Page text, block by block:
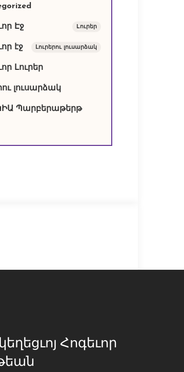
Էջ Lուրեր
էջ Լուրերու լուսարձակ
Լուրեր
լուսարձակ
Պարբերաթերթ
Հոգեւոր